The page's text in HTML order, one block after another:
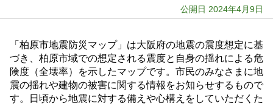
公開日 2024年4月9日
「柏原市地震防災マップ」は大阪府の地震の震度想定に基
づき、柏原市域での想定される震度と自身の揺れによる危
険度（全壊率）を示したマップです。市民のみなさまに地
震の揺れや建物の被害に関する情報をお知らせするもので
す。日頃から地震に対する備えや心構えをしていただくた